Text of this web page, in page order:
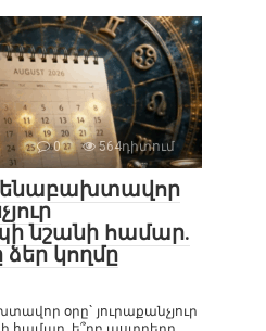
0 564դիտում
նշանի համար.
կողմը
օրը` յուրաքանչյուր